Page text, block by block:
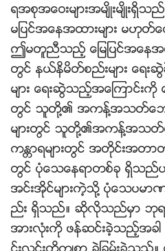
ရအစုအေဝးမ်ားအမ်ိဳးမ်ိဳးရွိ
မျပင္အေနအထားမ်ား မဟု
ဤမတူညီသည့္ ေျမျပင္အေနအထ
တြင္ နယ္နိမိတ္စည္းမ်ား ေရ
မ်ား ေရးဆြဲသည့္အေၾကာင္းကို
တြင္ သူတို႔၏ အကန္႔အသတ္ေဘ
မ်ားတြင္ သူတို႔၏အကန္႔အသ
ကႏၲာရမ်ားတြင္ အတိုင္းအတာတ
တြင္ ပုံေသေနရာတစ္ခု ရွိသည္
အင္းအိုင္မ်ားကဲ့သို႔ ပုံေသပမာ
ည္း ရွိသည္။ ဆိုလိုသည္မွာ ဘုရ
အားလုံးကို ဖန္ဆင္းခဲ့သည့္အခ